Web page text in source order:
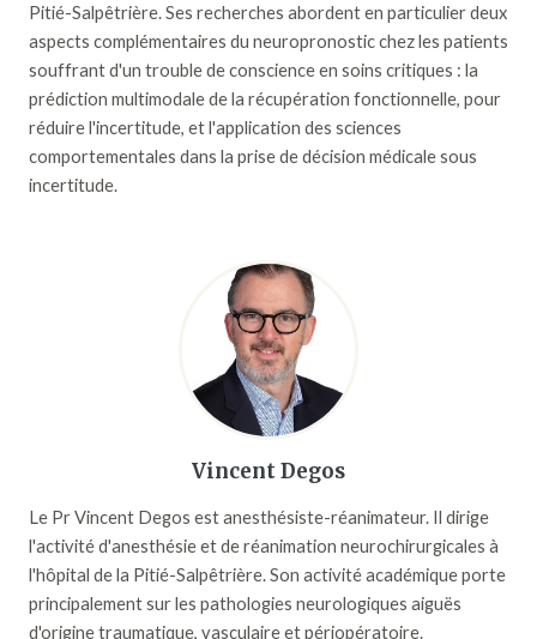
Pitié-Salpêtrière. Ses recherches abordent en particulier deux
aspects complémentaires du neuropronostic chez les patients
souffrant d'un trouble de conscience en soins critiques : la
prédiction multimodale de la récupération fonctionnelle, pour
réduire l'incertitude, et l'application des sciences
comportementales dans la prise de décision médicale sous
incertitude.
Vincent Degos
Le Pr Vincent Degos est anesthésiste-réanimateur. Il dirige
l'activité d'anesthésie et de réanimation neurochirurgicales à
l'hôpital de la Pitié-Salpêtrière. Son activité académique porte
principalement sur les pathologies neurologiques aiguës
d'origine traumatique, vasculaire et périopératoire.